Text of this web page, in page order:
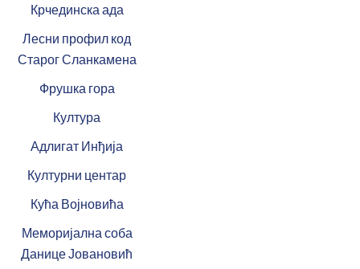
Крчединска ада
Лесни профил код
Старог Сланкамена
Фрушка гора
Култура
Адлигат Инђија
Културни центар
Кућа Војновића
Меморијална соба
Данице Јовановић